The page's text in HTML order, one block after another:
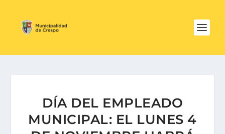
DÍA DEL EMPLEADO
MUNICIPAL: EL LUNES 4